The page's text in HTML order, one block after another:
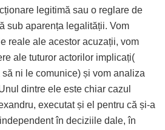
legitimă sau o reglare de
sub aparența legalității. Vom
reale ale acestor acuzații, vom
ale tuturor actorilor implicați(
ni le comunice) și vom analiza
dintre ele este chiar cazul
executat și el pentru că și-a
în deciziile dale, în